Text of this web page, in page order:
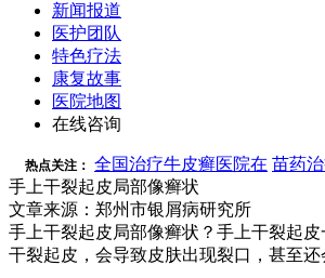
新闻报道
医护团队
特色疗法
康复故事
医院地图
在线咨询
热点关注： 全国治疗牛皮癣医院在 苗药
手上干裂起皮局部像癣状
文章来源：郑州市银屑病研究所
手上干裂起皮局部像癣状？手上干裂起
干裂起皮，会导致皮肤出现裂口，甚至